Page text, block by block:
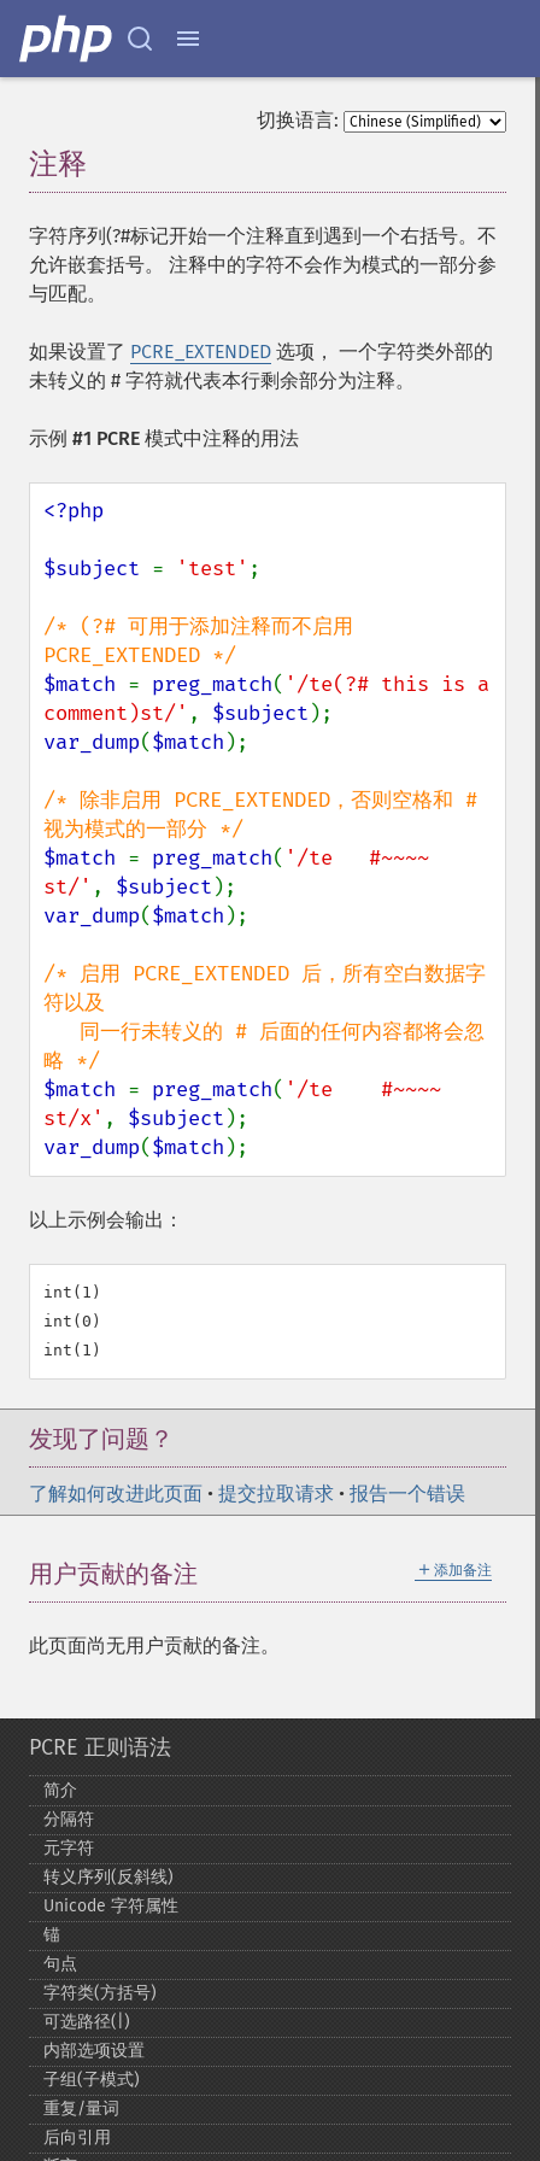
切换语言:
注释
字符序列(?#标记开始一个注释直到遇到一个右括号。不
允许嵌套括号。 注释中的字符不会作为模式的一部分参
与匹配。
如果设置了 PCRE_EXTENDED 选项， 一个字符类外部的
未转义的 # 字符就代表本行剩余部分为注释。
示例 #1 PCRE 模式中注释的用法
<?php
$subject = 'test' ;
/* (?# 可用于添加注释而不启用
$match = preg_match( '/te(?# this is a
comment)st/' , $subject
var_dump($match );
/* 除非启用 PCRE_EXTENDED，否则空格和 #
$match = preg_match( '/te   #~~~~
st/' , $subject
var_dump($match );
/* 启用 PCRE_EXTENDED 后，所有空白数据字
符以及
$match = preg_match( '/te    #~~~~
st/x' , $subject
var_dump($match );
以上示例会输出：
int(1)
int(0)
发现了问题？
了解如何改进此页面 • 提交拉取请求 • 报告一个错误
＋ 添加备注
用户贡献的备注
此页面尚无用户贡献的备注。
PCRE 正则语法
简介
分隔符
元字符
转义序列(反斜线)
Unicode 字符属性
锚
句点
字符类(方括号)
可选路径(|)
内部选项设置
子组(子模式)
重复/量词
后向引用